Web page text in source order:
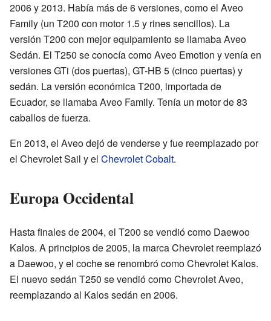
2006 y 2013. Había más de 6 versiones, como el Aveo
Family (un T200 con motor 1.5 y rines sencillos). La
versión T200 con mejor equipamiento se llamaba Aveo
Sedán. El T250 se conocía como Aveo Emotion y venía en
versiones GTi (dos puertas), GT-HB 5 (cinco puertas) y
sedán. La versión económica T200, importada de
Ecuador, se llamaba Aveo Family. Tenía un motor de 83
caballos de fuerza.
En 2013, el Aveo dejó de venderse y fue reemplazado por
el Chevrolet Sail y el Chevrolet Cobalt.
Europa Occidental
Hasta finales de 2004, el T200 se vendió como Daewoo
Kalos. A principios de 2005, la marca Chevrolet reemplazó
a Daewoo, y el coche se renombró como Chevrolet Kalos.
El nuevo sedán T250 se vendió como Chevrolet Aveo,
reemplazando al Kalos sedán en 2006.